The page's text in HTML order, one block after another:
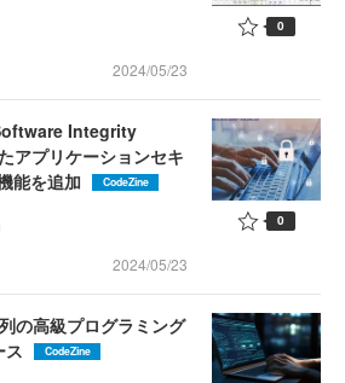
2024/05/23
0
Integrity
アプリケーションセキ
能を追加
CodeZine
2024/05/23
0
の高級プログラミング
ス
CodeZine